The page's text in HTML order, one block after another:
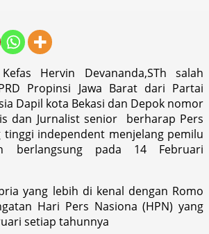
Hervin Devananda,STh salah
Propinsi Jawa Barat dari Partai
Dapil kota Bekasi dan Depok nomor
dan Jurnalist senior berharap Pers
independent menjelang pemilu
berlangsung pada 14 Februari
yang lebih di kenal dengan Romo
Hari Pers Nasiona (HPN) yang
setiap tahunnya